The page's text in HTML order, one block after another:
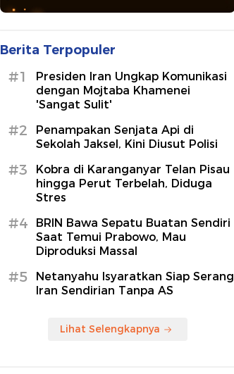
Berita Terpopuler
#1
Presiden Iran Ungkap Komunikasi
dengan Mojtaba Khamenei
'Sangat Sulit'
#2
Penampakan Senjata Api di
Sekolah Jaksel, Kini Diusut Polisi
#3
Kobra di Karanganyar Telan Pisau
hingga Perut Terbelah, Diduga
Stres
#4
BRIN Bawa Sepatu Buatan Sendiri
Saat Temui Prabowo, Mau
Diproduksi Massal
#5
Netanyahu Isyaratkan Siap Serang
Iran Sendirian Tanpa AS
Lihat Selengkapnya